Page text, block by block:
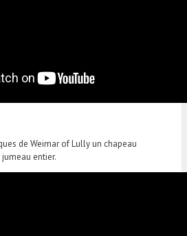
de Weimar of Lully un chapeau
entier.